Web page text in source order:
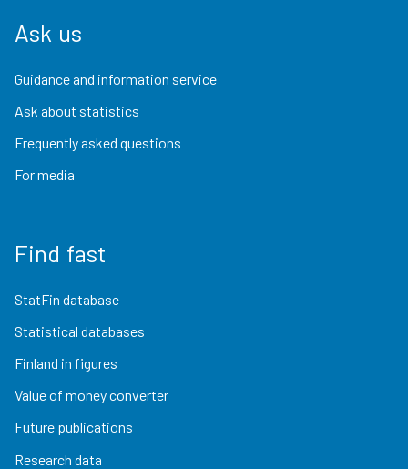
Ask us
Guidance and information service
Ask about statistics
Frequently asked questions
For media
Find fast
StatFin database
Statistical databases
Finland in figures
Value of money converter
Future publications
Research data